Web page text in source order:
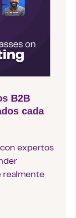
B2B
cada
expertos
realmente